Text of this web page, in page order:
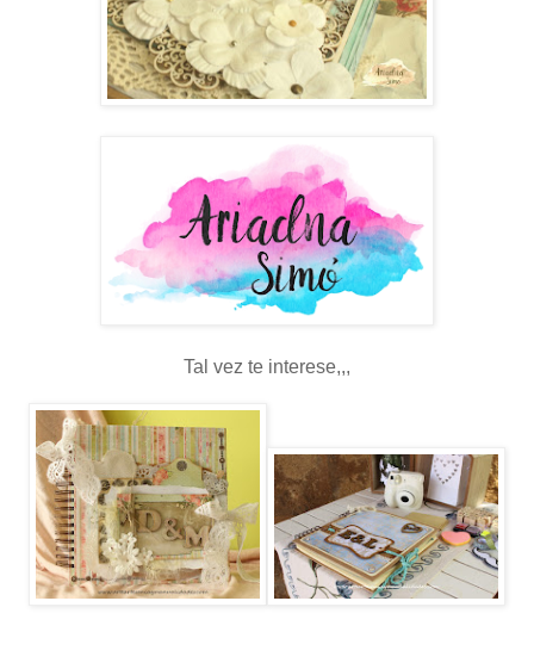
Tal vez te interese,,,